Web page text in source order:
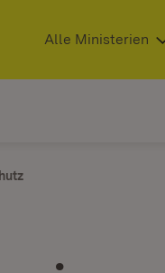
(Öffnet in neuem Fenster)
Alle Ministerien